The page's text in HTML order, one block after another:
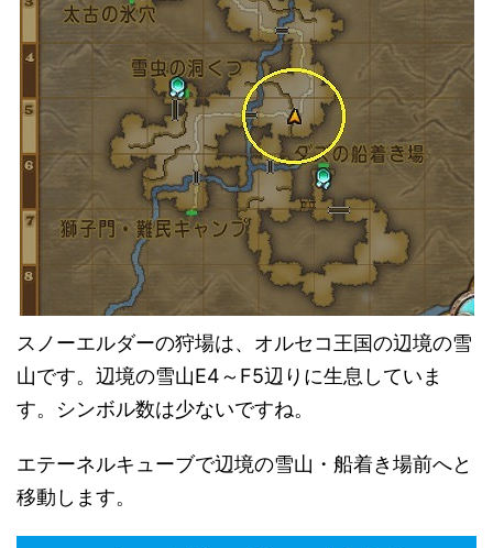
スノーエルダーの狩場は、オルセコ王国の辺境の雪
山です。辺境の雪山E4～F5辺りに生息していま
す。シンボル数は少ないですね。
エテーネルキューブで辺境の雪山・船着き場前へと
移動します。